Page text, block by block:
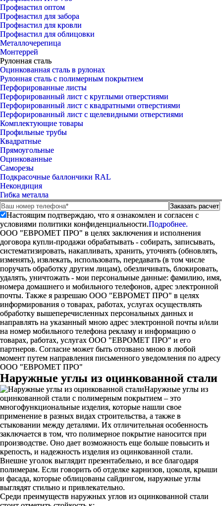
Профнастил оптом
Профнастил для забора
Профнастил для кровли
Профнастил для облицовки
Металлочерепица
Монтеррей
Рулонная сталь
Оцинкованная сталь в рулонах
Рулонная сталь с полимерным покрытием
Перфорированные листы
Перфорированный лист с круглыми отверстиями
Перфорированный лист с квадратными отверстиями
Перфорированный лист с щелевидными отверстиями
Комплектующие товары
Профильные трубы
Квадратные
Прямоугольные
Оцинкованные
Саморезы
Подкрасочные баллончики RAL
Некондиция
Гибка металла
Настоящим подтверждаю, что я ознакомлен и согласен с
условиями политики конфиденциальности.Подробнее.
ООО "ЕВРОМЕТ ПРО" в целях заключения и исполнения
договора купли-продажи обрабатывать - собирать, записывать,
систематизировать, накапливать, хранить, уточнять (обновлять,
изменять), извлекать, использовать, передавать (в том числе
поручать обработку другим лицам), обезличивать, блокировать,
удалять, уничтожать - мои персональные данные: фамилию, имя,
номера домашнего и мобильного телефонов, адрес электронной
почты. Также я разрешаю ООО "ЕВРОМЕТ ПРО" в целях
информирования о товарах, работах, услугах осуществлять
обработку вышеперечисленных персональных данных и
направлять на указанный мною адрес электронной почты и/или
на номер мобильного телефона рекламу и информацию о
товарах, работах, услугах ООО "ЕВРОМЕТ ПРО" и его
партнеров. Согласие может быть отозвано мною в любой
момент путем направления письменного уведомления по адресу
ООО "ЕВРОМЕТ ПРО"
Наружные углы из оцинкованной стали
Наружные углы из
оцинкованной стали с полимерным покрытием – это
многофункциональные изделия, которые нашли свое
применение в разных видах строительства, а также в
стыковании между деталями. Их отличительная особенность
заключается в том, что полимерное покрытие наносится при
производстве. Оно дает возможность еще больше повысить и
крепость, и надежность изделия из оцинкованной стали.
Внешне уголок выглядит презентабельно, и все благодаря
полимерам. Если говорить об отделке карнизов, цоколя, крыши
и фасада, которые облицованы сайдингом, наружные углы
выглядят стильно и привлекательно.
Среди преимуществ наружных углов из оцинкованной стали